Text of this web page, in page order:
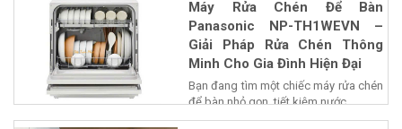
Máy Rửa Chén Để Bàn
Panasonic NP-TH1WEVN –
Giải Pháp Rửa Chén Thông
Minh Cho Gia Đình Hiện Đại
Bạn đang tìm một chiếc máy rửa chén
để bàn nhỏ gọn, tiết kiệm nước...